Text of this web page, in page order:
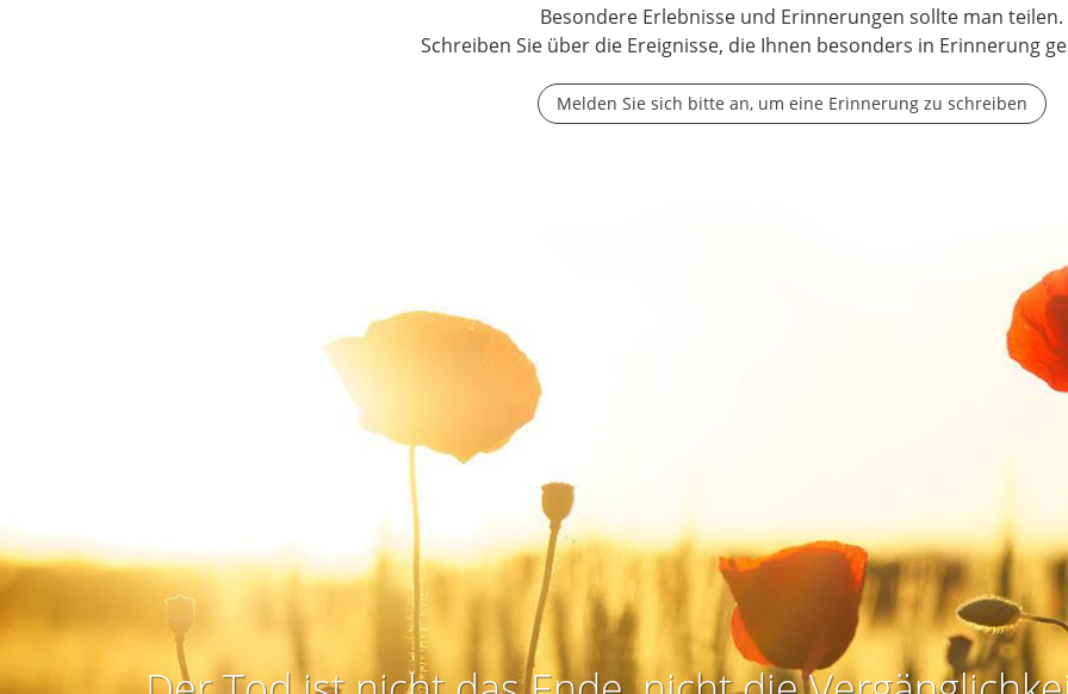
Besondere Erlebnisse und Erinnerungen sollte man teilen.
Schreiben Sie über die Ereignisse, die Ihnen besonders in Erinnerung
Melden Sie sich bitte an, um eine Erinnerung zu schreiben